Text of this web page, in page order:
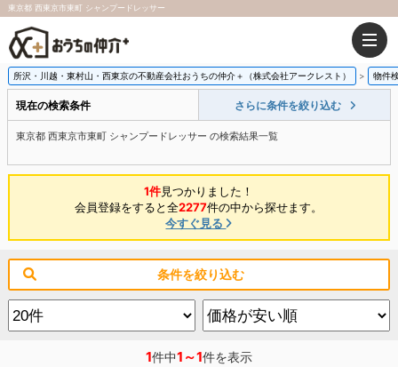
東京都 西東京市東町 シャンプードレッサー
所沢・川越・東村山・西東京の不動産会社おうちの仲介＋（株式会社アークレスト） 物件
現在の検索条件 さらに条件を絞り込む
東京都 西東京市東町 シャンプードレッサー の検索結果一覧
1件見つかりました！
会員登録をすると全2277件の中から探せます。
今すぐ見る
条件を絞り込む
1件中1～1件を表示